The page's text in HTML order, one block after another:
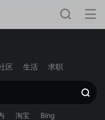
区 生活 求职
淘宝 Bing